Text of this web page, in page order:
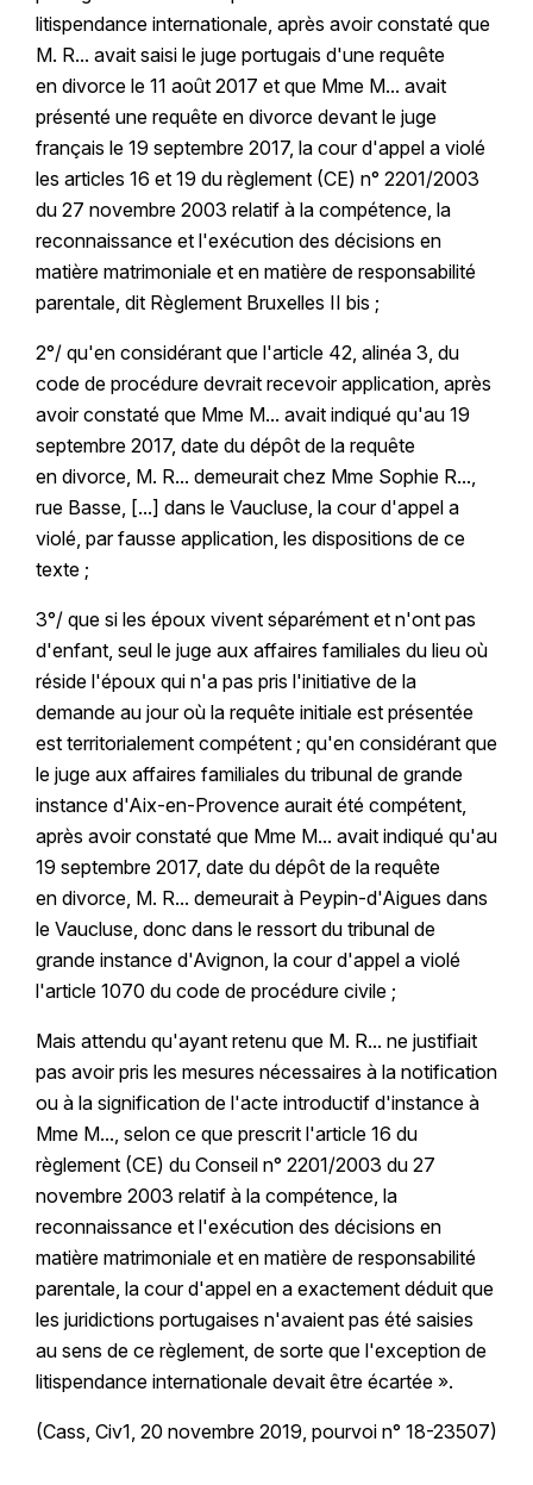
litispendance internationale, après avoir constaté que
M. R... avait saisi le juge portugais d'une requête
en divorce le 11 août 2017 et que Mme M... avait
présenté une requête en divorce devant le juge
français le 19 septembre 2017, la cour d'appel a violé
les articles 16 et 19 du règlement (CE) n° 2201/2003
du 27 novembre 2003 relatif à la compétence, la
reconnaissance et l'exécution des décisions en
matière matrimoniale et en matière de responsabilité
parentale, dit Règlement Bruxelles II bis ;
2°/ qu'en considérant que l'article 42, alinéa 3, du
code de procédure devrait recevoir application, après
avoir constaté que Mme M... avait indiqué qu'au 19
septembre 2017, date du dépôt de la requête
en divorce, M. R... demeurait chez Mme Sophie R...,
rue Basse, [...] dans le Vaucluse, la cour d'appel a
violé, par fausse application, les dispositions de ce
texte ;
3°/ que si les époux vivent séparément et n'ont pas
d'enfant, seul le juge aux affaires familiales du lieu où
réside l'époux qui n'a pas pris l'initiative de la
demande au jour où la requête initiale est présentée
est territorialement compétent ; qu'en considérant que
le juge aux affaires familiales du tribunal de grande
instance d'Aix-en-Provence aurait été compétent,
après avoir constaté que Mme M... avait indiqué qu'au
19 septembre 2017, date du dépôt de la requête
en divorce, M. R... demeurait à Peypin-d'Aigues dans
le Vaucluse, donc dans le ressort du tribunal de
grande instance d'Avignon, la cour d'appel a violé
l'article 1070 du code de procédure civile ;
Mais attendu qu'ayant retenu que M. R... ne justifiait
pas avoir pris les mesures nécessaires à la notification
ou à la signification de l'acte introductif d'instance à
Mme M..., selon ce que prescrit l'article 16 du
règlement (CE) du Conseil n° 2201/2003 du 27
novembre 2003 relatif à la compétence, la
reconnaissance et l'exécution des décisions en
matière matrimoniale et en matière de responsabilité
parentale, la cour d'appel en a exactement déduit que
les juridictions portugaises n'avaient pas été saisies
au sens de ce règlement, de sorte que l'exception de
litispendance internationale devait être écartée ».
(Cass, Civ1, 20 novembre 2019, pourvoi n° 18-23507)